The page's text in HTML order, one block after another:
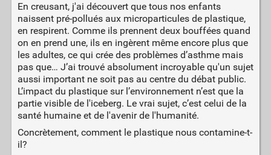
En creusant, j'ai découvert que tous nos enfants
naissent pré-pollués aux microparticules de plastique,
en respirent. Comme ils prennent deux bouffées quand
on en prend une, ils en ingèrent même encore plus que
les adultes, ce qui crée des problèmes d’asthme mais
pas que… J’ai trouvé absolument incroyable qu'un sujet
aussi important ne soit pas au centre du débat public.
L’impact du plastique sur l’environnement n’est que la
partie visible de l'iceberg. Le vrai sujet, c’est celui de la
santé humaine et de l'avenir de l'humanité.
Concrètement, comment le plastique nous contamine-t-
il?